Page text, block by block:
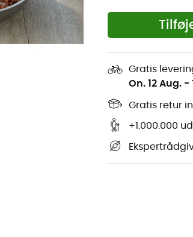
Gratis
On. 12 Aug. -
Gratis retur
+1.000.000